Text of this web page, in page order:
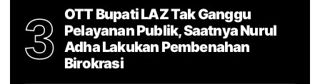
3
OTT Bupati LAZ Tak Ganggu
Pelayanan Publik, Saatnya Nurul
Adha Lakukan Pembenahan
Birokrasi